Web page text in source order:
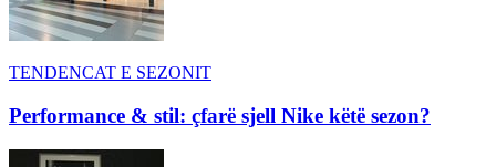
TENDENCAT E SEZONIT
Performance & stil: çfarë sjell Nike këtë sezon?